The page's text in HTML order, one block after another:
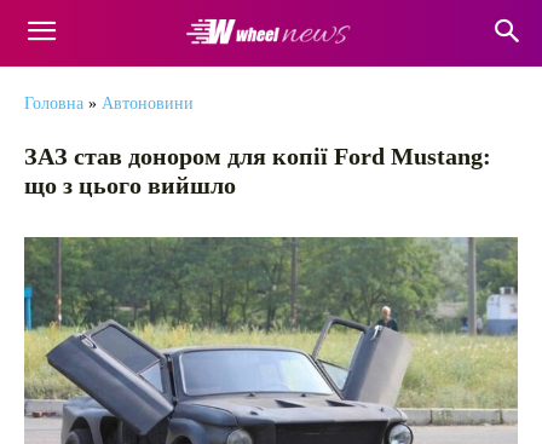
Головна » Автоновини
ЗАЗ став донором для копії Ford Mustang:
що з цього вийшло